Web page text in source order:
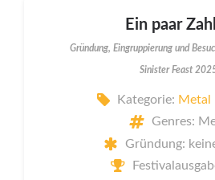
Ein paar
Gründung, Eingruppierung und
Sinister Feast
Kategorie: Metal
Genres:
Gründung: